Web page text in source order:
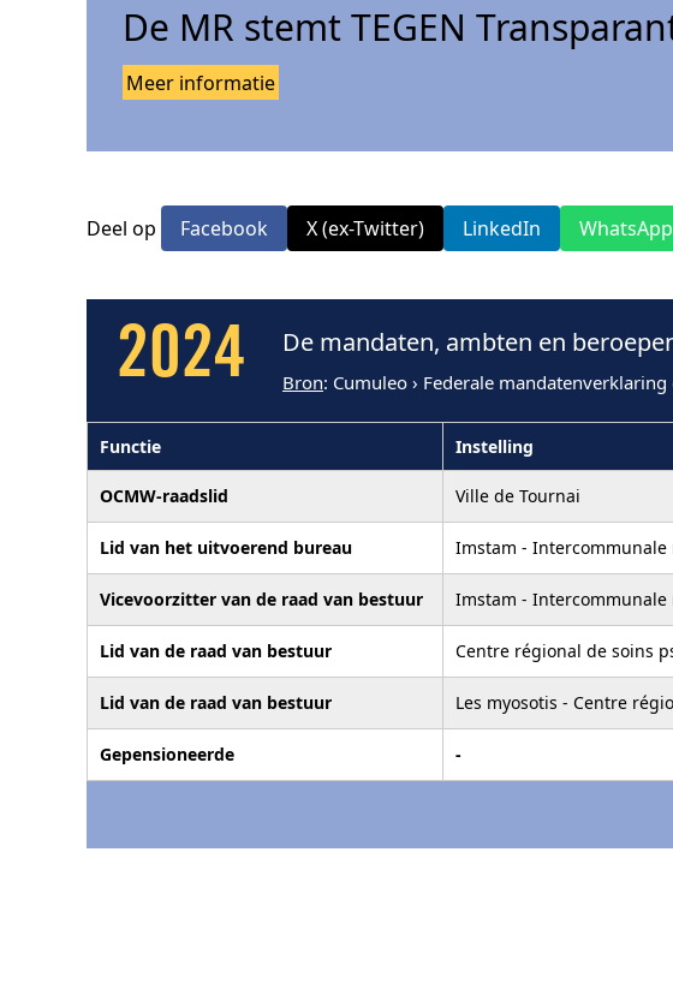
De MR stemt TEGEN
Meer informatie
Deel op Facebook X (ex-Twitter) LinkedIn WhatsApp
2024 De mandaten, ambten en
Bron: Cumuleo › Federale
Functie Instelling
OCMW-raadslid Ville de Tournai
Lid van het uitvoerend bureau Imstam - Intercommunale
Vicevoorzitter van de raad van bestuur Imstam - Intercommunale
Lid van de raad van bestuur Centre régional de soins
Lid van de raad van bestuur Les myosotis - Centre
Gepensioneerde -